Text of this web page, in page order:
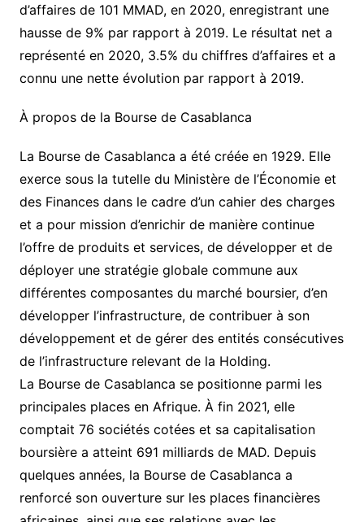
d’affaires de 101 MMAD, en 2020, enregistrant une
hausse de 9% par rapport à 2019. Le résultat net a
représenté en 2020, 3.5% du chiffres d’affaires et a
connu une nette évolution par rapport à 2019.
À propos de la Bourse de Casablanca
La Bourse de Casablanca a été créée en 1929. Elle
exerce sous la tutelle du Ministère de l’Économie et
des Finances dans le cadre d’un cahier des charges
et a pour mission d’enrichir de manière continue
l’offre de produits et services, de développer et de
déployer une stratégie globale commune aux
différentes composantes du marché boursier, d’en
développer l’infrastructure, de contribuer à son
développement et de gérer des entités consécutives
de l’infrastructure relevant de la Holding.
La Bourse de Casablanca se positionne parmi les
principales places en Afrique. À fin 2021, elle
comptait 76 sociétés cotées et sa capitalisation
boursière a atteint 691 milliards de MAD. Depuis
quelques années, la Bourse de Casablanca a
renforcé son ouverture sur les places financières